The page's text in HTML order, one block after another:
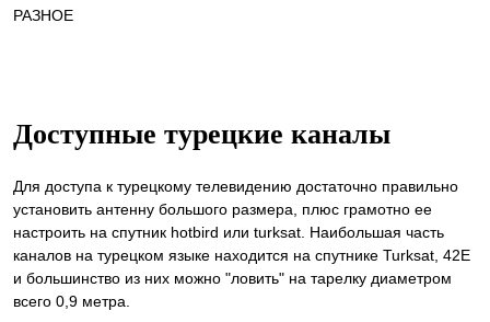
РАЗНОЕ
Доступные турецкие каналы
Для доступа к турецкому телевидению достаточно правильно
установить антенну большого размера, плюс грамотно ее
настроить на спутник hotbird или turksat. Наибольшая часть
каналов на турецком языке находится на спутнике Turksat, 42E
и большинство из них можно "ловить" на тарелку диаметром
всего 0,9 метра.